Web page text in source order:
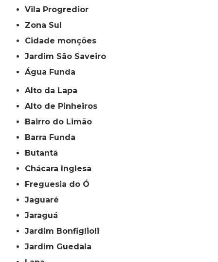
Vila Progredior
Zona Sul
cidade monções
jardim São Saveiro
Água Funda
Alto da Lapa
Alto de Pinheiros
Bairro do Limão
Barra Funda
Butantã
Chácara Inglesa
Freguesia do Ó
Jaguaré
Jaraguá
Jardim Bonfiglioli
Jardim Guedala